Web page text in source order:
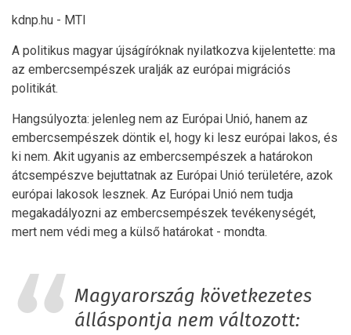
kdnp.hu - MTI
A politikus magyar újságíróknak nyilatkozva kijelentette: ma
az embercsempészek uralják az európai migrációs
politikát.
Hangsúlyozta: jelenleg nem az Európai Unió, hanem az
embercsempészek döntik el, hogy ki lesz európai lakos, és
ki nem. Akit ugyanis az embercsempészek a határokon
átcsempészve bejuttatnak az Európai Unió területére, azok
európai lakosok lesznek. Az Európai Unió nem tudja
megakadályozni az embercsempészek tevékenységét,
mert nem védi meg a külső határokat - mondta.
Magyarország következetes
álláspontja nem változott: